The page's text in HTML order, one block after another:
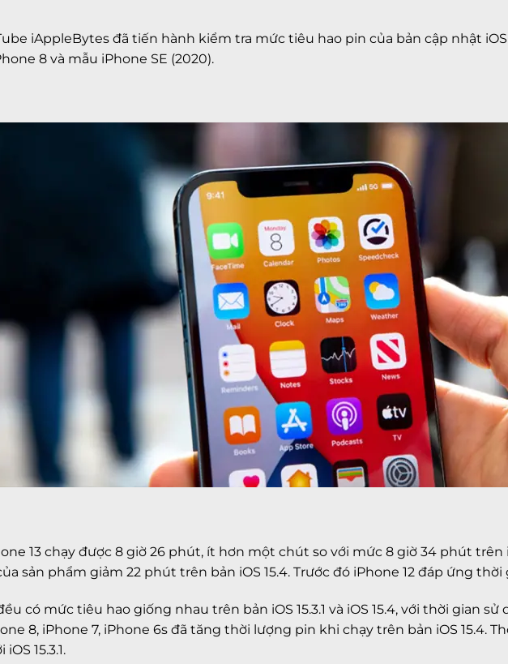
iAppleBytes đã tiến hành kiểm tra mức tiêu hao pin của bản cập nhật iOS
8 và mẫu iPhone SE (2020).
13 chạy được 8 giờ 26 phút, ít hơn một chút so với mức 8 giờ 34 phút trên
sản phẩm giảm 22 phút trên bản iOS 15.4. Trước đó iPhone 12 đáp ứng thời
có mức tiêu hao giống nhau trên bản iOS 15.3.1 và iOS 15.4, với thời gian
8, iPhone 7, iPhone 6s đã tăng thời lượng pin khi chạy trên bản iOS 15.4.
15.3.1.